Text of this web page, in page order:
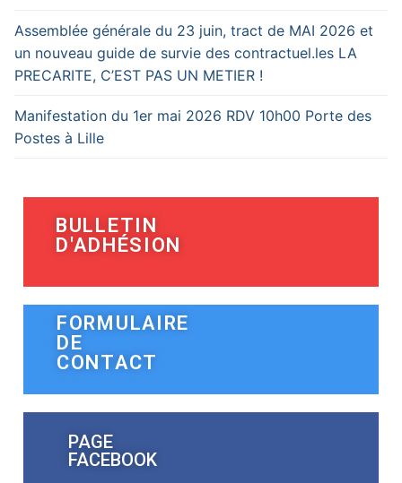
Assemblée générale du 23 juin, tract de MAI 2026 et
un nouveau guide de survie des contractuel.les LA
PRECARITE, C’EST PAS UN METIER !
Manifestation du 1er mai 2026 RDV 10h00 Porte des
Postes à Lille
BULLETIN
D'ADHÉSION
FORMULAIRE
DE
CONTACT
PAGE
FACEBOOK